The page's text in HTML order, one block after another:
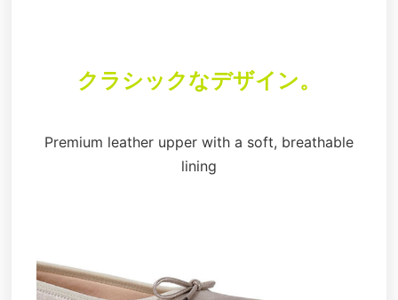
クラシックなデザイン。
Premium leather upper with a soft, breathable
lining